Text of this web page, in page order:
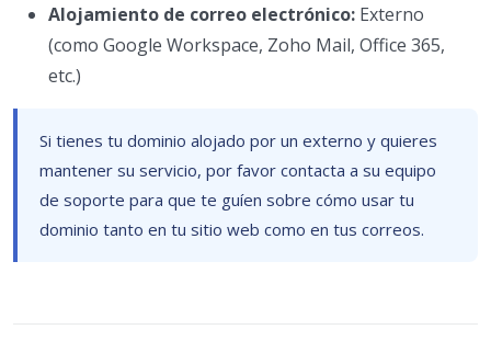
Alojamiento de correo electrónico: Externo
(como Google Workspace, Zoho Mail, Office 365,
etc.)
Si tienes tu dominio alojado por un externo y quieres
mantener su servicio, por favor contacta a su equipo
de soporte para que te guíen sobre cómo usar tu
dominio tanto en tu sitio web como en tus correos.